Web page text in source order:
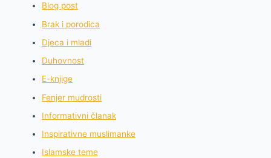
Blog post
Brak i porodica
Djeca i mladi
Duhovnost
E-knjige
Fenjer mudrosti
Informativni članak
Inspirativne muslimanke
Islamske teme